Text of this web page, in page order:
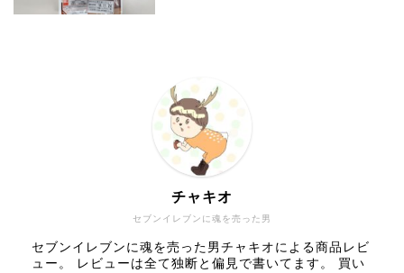
セブンイレブンに魂を売った男
チャキオ
セブンイレブンに魂を売った男チャキオによる商品レビ
ュー。 レビューは全て独断と偏見で書いてます。 買い